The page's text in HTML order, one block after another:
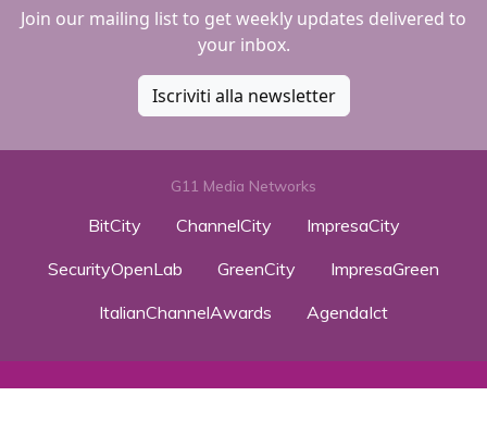
Join our mailing list to get weekly updates delivered to
your inbox.
Iscriviti alla newsletter
G11 Media Networks
BitCity ChannelCity
ImpresaCity
SecurityOpenLab
GreenCity
ImpresaGreen
ItalianChannelAwards
AgendaIct